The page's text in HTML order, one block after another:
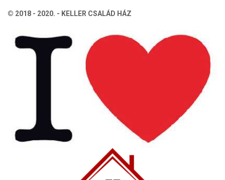
© 2018 - 2020. - KELLER CSALÁD HÁZ